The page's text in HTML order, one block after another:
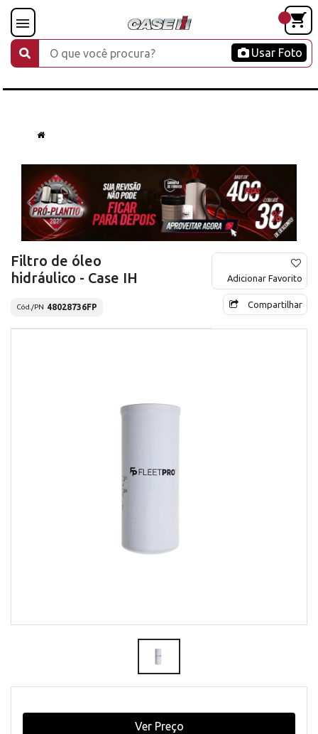
Usar Foto
Filtro de óleo
hidráulico - Case IH
Cód./PN 48028736FP
Adicionar Favorito
Compartilhar
Ver Preço